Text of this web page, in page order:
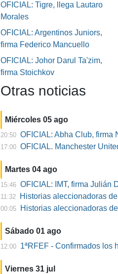
OFICIAL: Tigre, llega Lautaro
Morales
OFICIAL: Argentinos Juniors,
firma Federico Mancuello
OFICIAL: Johor Darul Ta'zim,
firma Stoichkov
Otras noticias
Miércoles 05 ago
20:50 OFICIAL: Abha Club, firma
17:00 OFICIAL. Manchester United
Martes 04 ago
15:46 OFICIAL: IMT, firma Julián
11:32 Historias aleccionadoras
00:05 Historias aleccionadoras
Sábado 01 ago
12:00 1ªRFEF - Confirmados los
Viernes 31 jul